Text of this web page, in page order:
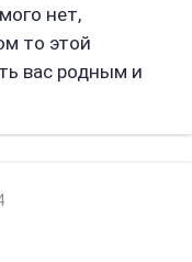
нет,
то этой
вас родным и